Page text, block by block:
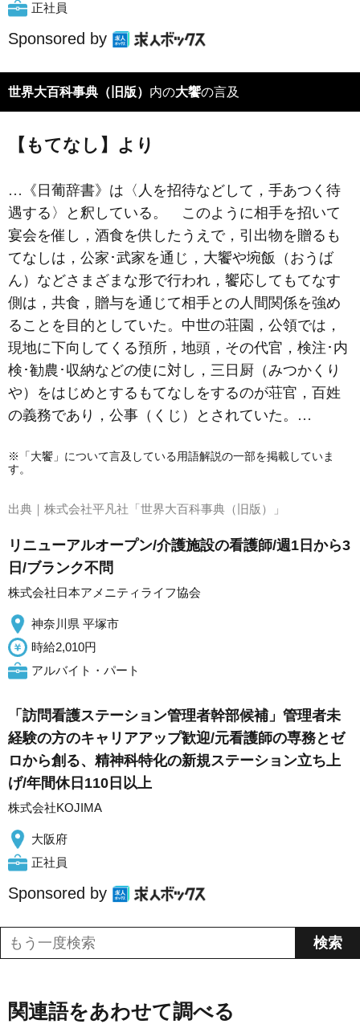
正社員
Sponsored by
世界大百科事典（旧版） 内の大饗の言及
【もてなし】より
…《日葡辞書》は〈人を招待などして，手あつく待
遇する〉と釈している。 このように相手を招いて
宴会を催し，酒食を供したうえで，引出物を贈るも
てなしは，公家･武家を通じ， 大饗や埦飯 （おうば
ん）などさまざまな形で行われ，饗応してもてなす
側は，共食，贈与を通じて相手との人間関係を強め
ることを目的としていた。中世の荘園，公領では，
現地に下向してくる預所，地頭，その代官，検注･内
検･勧農･収納などの使に対し，三日厨（みつかくり
や）をはじめとするもてなしをするのが荘官，百姓
の義務であり，公事（くじ）とされていた。…
※「大饗」について言及している用語解説の一部を掲載していま
す。
出典｜ 株式会社平凡社「世界大百科事典（旧版）」
リニューアルオープン/介護施設の看護師/週1日から3
日/ブランク不問
株式会社日本アメニティライフ協会
神奈川県 平塚市
時給2,010円
アルバイト・パート
「訪問看護ステーション管理者幹部候補」管理者未
経験の方のキャリアアップ歓迎/元看護師の専務とゼ
ロから創る、精神科特化の新規ステーション立ち上
げ/年間休日110日以上
株式会社KOJIMA
大阪府
正社員
Sponsored by
関連語をあわせて調べる